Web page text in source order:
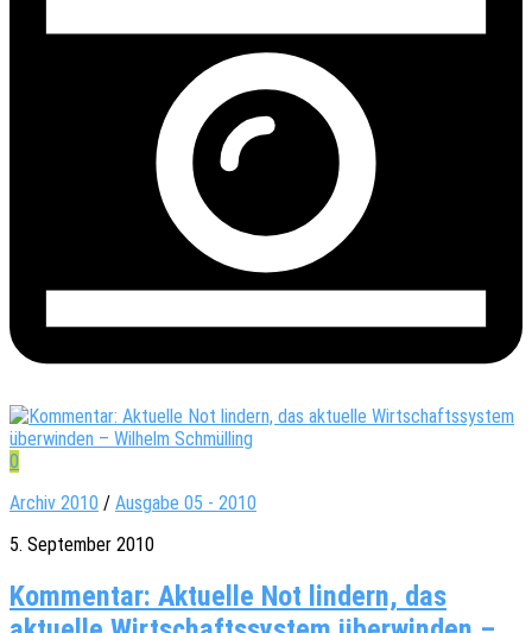
0
Archiv 2010 / Ausgabe 05 - 2010
5. September 2010
Kommentar: Aktuelle Not lindern, das